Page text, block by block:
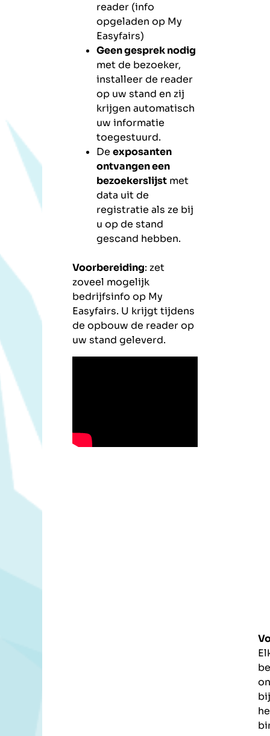
reader (info
opgeladen op My
Easyfairs)
Geen gesprek nodig
met de bezoeker,
installeer de reader
op uw stand en zij
krijgen automatisch
uw informatie
toegestuurd.
De exposanten
ontvangen een
bezoekerslijst met
data uit de
registratie als ze bij
u op de stand
gescand hebben.
Voorbereiding: zet
zoveel mogelijk
bedrijfsinfo op My
Easyfairs. U krijgt tijdens
de opbouw de reader op
uw stand geleverd.
bij